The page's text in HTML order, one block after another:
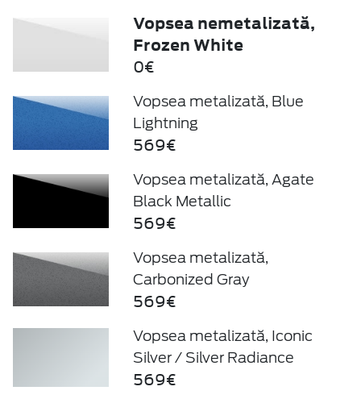
Vopsea nemetalizată,
Frozen White
0€
Vopsea metalizată, Blue
Lightning
569€
Vopsea metalizată, Agate
Black Metallic
569€
Vopsea metalizată,
Carbonized Gray
569€
Vopsea metalizată, Iconic
Silver / Silver Radiance
569€